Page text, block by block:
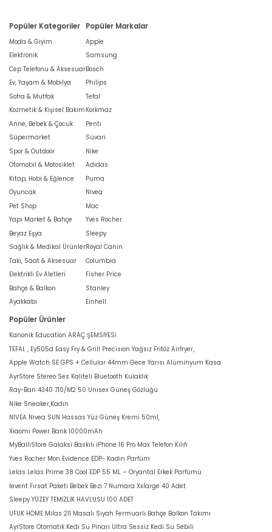
Popüler Kategoriler
Moda & Giyim
Elektronik
Cep Telefonu & Aksesuar
Ev, Yaşam & Mobilya
Sofra & Mutfak
Kozmetik & Kişisel Bakım
Anne, Bebek & Çocuk
Süpermarket
Spor & Outdoor
Otomobil & Motosiklet
Kitap, Hobi & Eğlence
Oyuncak
Pet Shop
Yapı Market & Bahçe
Beyaz Eşya
Sağlık & Medikal Ürünler
Takı, Saat & Aksesuar
Elektrikli Ev Aletleri
Bahçe & Balkon
Ayakkabı
Popüler Markalar
Apple
Samsung
Bosch
Philips
Tefal
Korkmaz
Penti
Süvari
Nike
Adidas
Puma
Nivea
Mac
Yves Rocher
Sleepy
Royal Canin
Columbia
Fisher Price
Stanley
Einhell
Popüler Ürünler
Kanonik Education ARAÇ ŞEMSİYESİ
TEFAL , Ey505d Easy Fry & Grill Precision Yağsız Fritöz Airfryer,
Apple Watch SE GPS + Cellular 44mm Gece Yarısı Alüminyum Kasa
AyrStore Stereo Ses Kaliteli Bluetooth Kulaklık
Ray-Ban 4340 710/M2 50 Unisex Güneş Gözlüğü
Nike Sneaker,Kadın
NIVEA Nivea SUN Hassas Yüz Güneş Kremi 50ml,
Xiaomi Power Bank 10000mAh
MyBalliStore Galaksi Baskılı iPhone 16 Pro Max Telefon Kılıfı
Yves Rocher Mon Evidence EDP- Kadın Parfüm
Lelas Lelas Prime 38 Cool EDP 55 ML – Oryantal Erkek Parfümü
levent Fırsat Paketi Bebek Bezi 7 Numara Xxlarge 40 Adet
Sleepy YÜZEY TEMİZLİK HAVLUSU 100 ADET
UFUK HOME Milas 211 Masalı Siyah Fermuarlı Bahçe Balkon Takımı
AyrStore Otomatik Kedi Su Pınarı Ultra Sessiz Kedi Su Sebili